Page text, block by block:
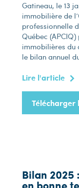
Gatineau, le 13
immobilière de
professionnelle
Québec
immobilières du
le bilan annuel
Lire l'article
Télécharger
Bilan